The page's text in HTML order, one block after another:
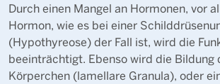
Durch einen Mangel an Hormonen, vor
Hormon, wie es bei einer
(Hypothyreose) der Fall ist, wird die
beeinträchtigt. Ebenso wird die Bildung
Körperchen (lamellare Granula), oder